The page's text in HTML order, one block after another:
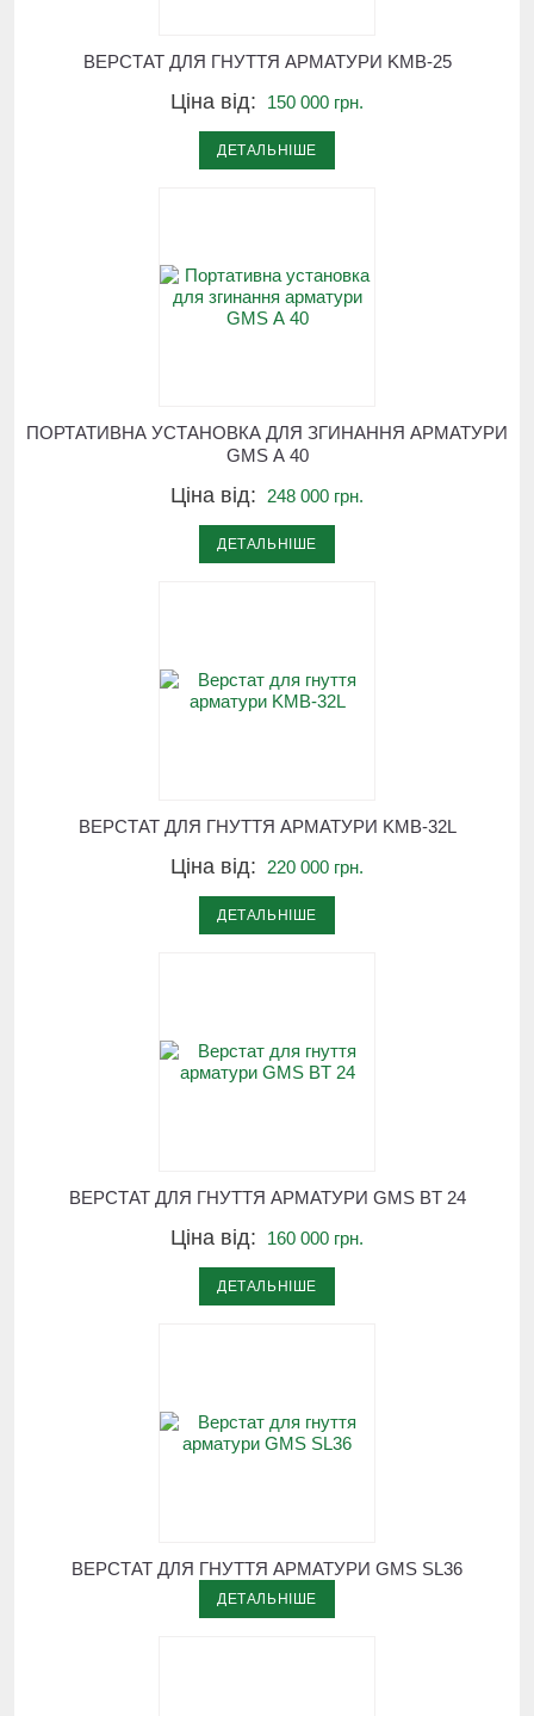
ВЕРСТАТ ДЛЯ ГНУТТЯ АРМАТУРИ KMB-25
Ціна від: 150 000 грн.
ДЕТАЛЬНІШЕ
ПОРТАТИВНА УСТАНОВКА ДЛЯ ЗГИНАННЯ АРМАТУРИ
GMS А 40
Ціна від: 248 000 грн.
ДЕТАЛЬНІШЕ
ВЕРСТАТ ДЛЯ ГНУТТЯ АРМАТУРИ KMB-32L
Ціна від: 220 000 грн.
ДЕТАЛЬНІШЕ
ВЕРСТАТ ДЛЯ ГНУТТЯ АРМАТУРИ GMS BT 24
Ціна від: 160 000 грн.
ДЕТАЛЬНІШЕ
ВЕРСТАТ ДЛЯ ГНУТТЯ АРМАТУРИ GMS SL36
ДЕТАЛЬНІШЕ